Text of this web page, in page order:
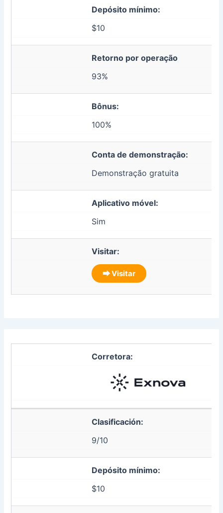
Depósito mínimo:
$10
Retorno por operação
93%
Bônus:
100%
Conta de demonstração:
Demonstração gratuita
Aplicativo móvel:
Sim
Visitar:
⮕ Visitar
Corretora:
Clasificación:
9/10
Depósito mínimo:
$10